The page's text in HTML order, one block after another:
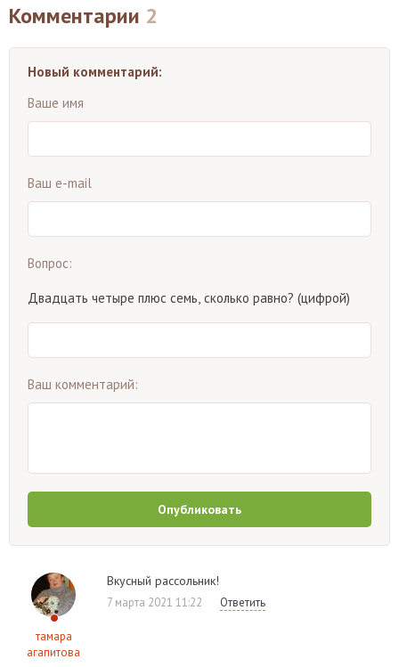
Комментарии 2
Новый комментарий:
Ваше имя
Ваш e-mail
Вопрос:
Двадцать четыре плюс семь, сколько равно? (цифрой)
Ваш комментарий:
Опубликовать
тамара
агапитова
Вкусный рассольник!
7 марта 2021 11:22 Ответить